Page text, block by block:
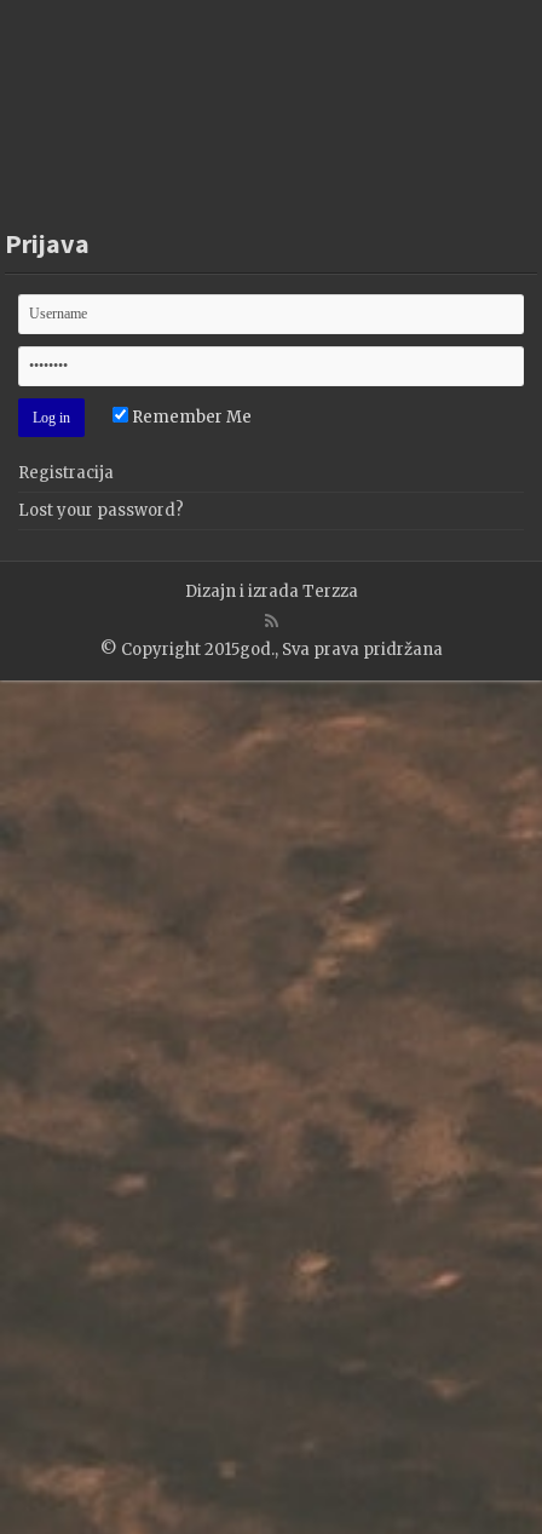
Prijava
Remember Me
Registracija
Lost your password?
Dizajn i izradaTerzza
© Copyright 2015god., Sva prava pridržana